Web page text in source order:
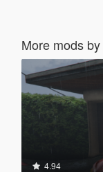
More mods by
4.94